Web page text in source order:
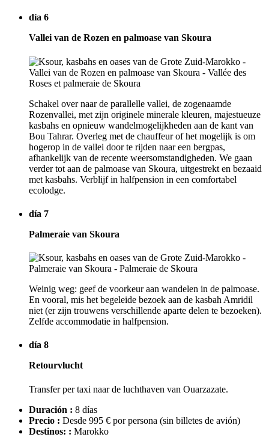
día 6
Vallei van de Rozen en palmoase van Skoura
Schakel over naar de parallelle vallei, de zogenaamde
Rozenvallei, met zijn originele minerale kleuren, majestueuze
kasbahs en opnieuw wandelmogelijkheden aan de kant van
Bou Tahrar. Overleg met de chauffeur of het mogelijk is om
hogerop in de vallei door te rijden naar een bergpas,
afhankelijk van de recente weersomstandigheden. We gaan
verder tot aan de palmoase van Skoura, uitgestrekt en bezaaid
met kasbahs. Verblijf in halfpension in een comfortabel
ecolodge.
día 7
Palmeraie van Skoura
Weinig weg: geef de voorkeur aan wandelen in de palmoase.
En vooral, mis het begeleide bezoek aan de kasbah Amridil
niet (er zijn trouwens verschillende aparte delen te bezoeken).
Zelfde accommodatie in halfpension.
día 8
Retourvlucht
Transfer per taxi naar de luchthaven van Ouarzazate.
Duración : 8 días
Precio : Desde 995 € por persona (sin billetes de avión)
Destinos: : Marokko